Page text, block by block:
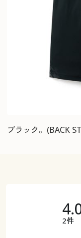
ブラック。(BACK
2件